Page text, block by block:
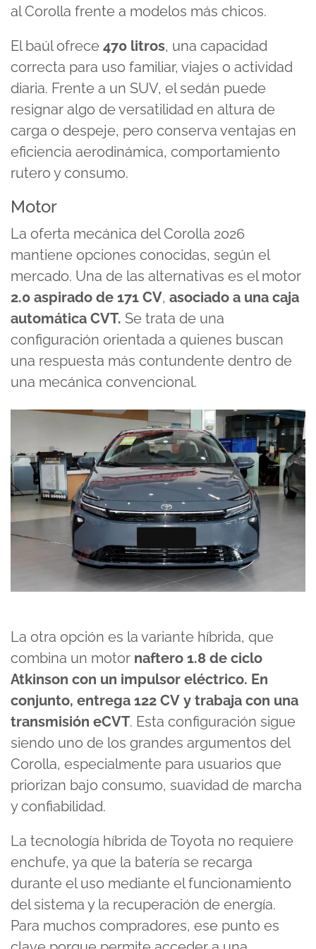
al Corolla frente a modelos más chicos.
El baúl ofrece 470 litros, una capacidad
correcta para uso familiar, viajes o actividad
diaria. Frente a un SUV, el sedán puede
resignar algo de versatilidad en altura de
carga o despeje, pero conserva ventajas en
eficiencia aerodinámica, comportamiento
rutero y consumo.
Motor
La oferta mecánica del Corolla 2026
mantiene opciones conocidas, según el
mercado. Una de las alternativas es el motor
2.0 aspirado de 171 CV, asociado a una caja
automática CVT. Se trata de una
configuración orientada a quienes buscan
una respuesta más contundente dentro de
una mecánica convencional.
La otra opción es la variante híbrida, que
combina un motor naftero 1.8 de ciclo
Atkinson con un impulsor eléctrico. En
conjunto, entrega 122 CV y trabaja con una
transmisión eCVT. Esta configuración sigue
siendo uno de los grandes argumentos del
Corolla, especialmente para usuarios que
priorizan bajo consumo, suavidad de marcha
y confiabilidad.
La tecnología híbrida de Toyota no requiere
enchufe, ya que la batería se recarga
durante el uso mediante el funcionamiento
del sistema y la recuperación de energía.
Para muchos compradores, ese punto es